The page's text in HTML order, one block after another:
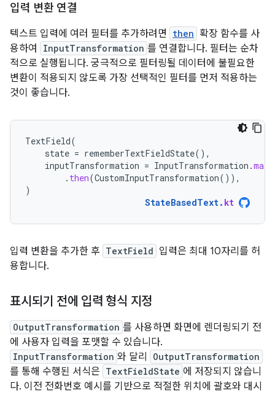
입력 변환 연결
텍스트 입력에 여러 필터를 추가하려면 then 확장 함수를 사
용하여
InputTransformation 를 연결합니다. 필터는 순차
적으로 실행됩니다. 궁극적으로 필터링될 데이터에 불필요한
변환이 적용되지 않도록 가장 선택적인 필터를 먼저 적용하는
것이 좋습니다.
TextField(
state = rememberTextFieldState(),
inputTransformation = InputTransformation .
. then(CustomInputTransformation()),
)
StateBasedText. kt
입력 변환을 추가한 후 TextField 입력은 최대 10자리를 허
용합니다.
표시되기 전에 입력 형식 지정
OutputTransformation 를 사용하면 화면에 렌더링되기 전
에 사용자 입력을 포맷할 수 있습니다.
InputTransformation 와 달리 OutputTransformation
를 통해 수행된 서식은 TextFieldState 에 저장되지 않습니
다. 이전 전화번호 예시를 기반으로 적절한 위치에 괄호와 대시